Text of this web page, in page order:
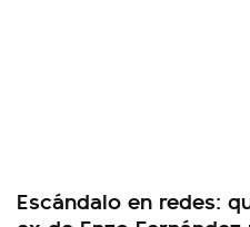
Escándalo en redes: